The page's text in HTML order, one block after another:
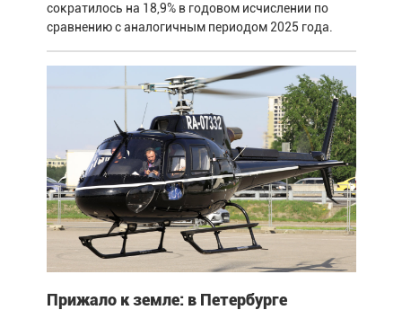
сократилось на 18,9% в годовом исчислении по
сравнению с аналогичным периодом 2025 года.
Прижало к земле: в Петербурге